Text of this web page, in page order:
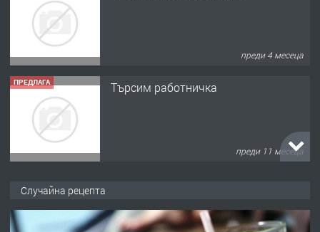
преди 4 месеца
ПРЕДЛАГА Търсим работничка
преди 11 месеца
Случайна рецепта